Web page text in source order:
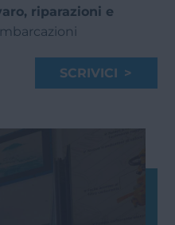
riparazioni e
SCRIVICI >